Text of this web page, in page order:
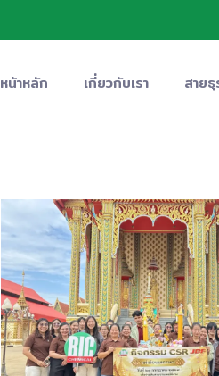
หน้าหลัก เกี่ยวกับเรา สาย